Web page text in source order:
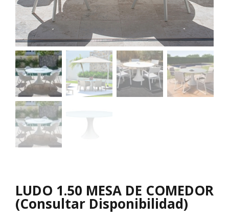
LUDO 1.50 MESA DE COMEDOR
(Consultar Disponibilidad)